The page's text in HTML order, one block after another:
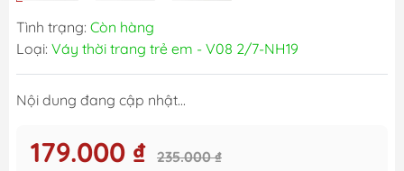
Tình trạng: Còn hàng
Loại: Váy thời trang trẻ em - V08 2/7-NH19
Nội dung đang cập nhật...
179.000 ₫ 235.000 ₫